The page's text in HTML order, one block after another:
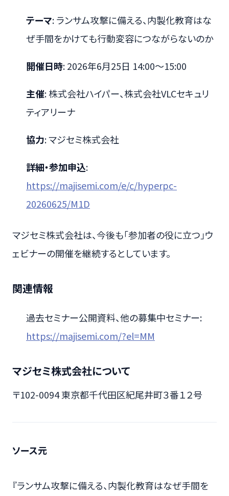
テーマ: ランサム攻撃に備える、内製化教育はな
ぜ手間をかけても行動変容につながらないのか
開催日時: 2026年6月25日 14:00〜15:00
主催: 株式会社ハイパー、株式会社VLCセキュリ
ティアリーナ
協力: マジセミ株式会社
詳細・参加申込:
https://majisemi.com/e/c/hyperpc-
20260625/M1D
マジセミ株式会社は、今後も「参加者の役に立つ」ウ
ェビナーの開催を継続するとしています。
関連情報
過去セミナー公開資料、他の募集中セミナー:
https://majisemi.com/?el=MM
マジセミ株式会社について
〒102-0094 東京都千代田区紀尾井町３番１２号
ソース元
『ランサム攻撃に備える、内製化教育はなぜ手間を